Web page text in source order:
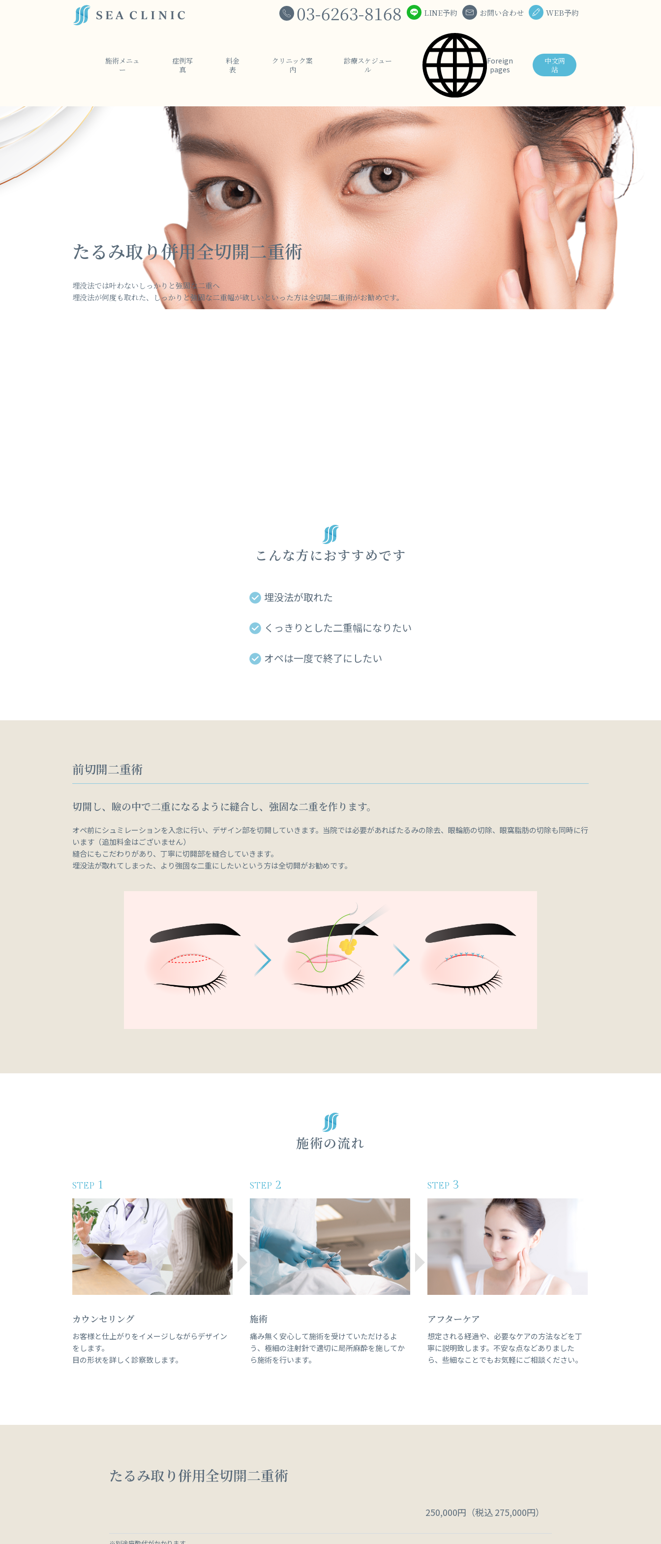
03-6263-8168 LINE予約 お問い合わせ WEB予約
施術メニュ
ー
症例写
真
料⾦
表
クリニック案
内
診療スケジュー
ル
Foreign
pages
中⽂⽹
站
たるみ取り併用全切開二重術
埋没法では叶わないしっかりと強固な二重へ
埋没法が何度も取れた、しっかりと強固な二重幅が欲しいといった方は全切開二重術がお勧めです。
こんな方におすすめです
埋没法が取れた
くっきりとした二重幅になりたい
オペは一度で終了にしたい
前切開二重術
切開し、瞼の中で二重になるように縫合し、強固な二重を作ります。
オペ前にシュミレーションを入念に行い、デザイン部を切開していきます。当院では必要があればたるみの除去、眼輪筋の切除、眼窩脂肪の切除も同時に行
います（追加料金はございません）
縫合にもこだわりがあり、丁寧に切開部を縫合していきます。
埋没法が取れてしまった、より強固な二重にしたいという方は全切開がお勧めです。
施術の流れ
STEP 1
カウンセリング
お客様と仕上がりをイメージしながらデザイン
をします。
目の形状を詳しく診察致します。
STEP 2
施術
痛み無く安心して施術を受けていただけるよ
う、極細の注射針で適切に局所麻酔を施してか
ら施術を行います。
STEP 3
アフターケア
想定される経過や、必要なケアの方法などを丁
寧に説明致します。不安な点などありました
ら、些細なことでもお気軽にご相談ください。
たるみ取り併用全切開二重術
250,000円（税込 275,000円）